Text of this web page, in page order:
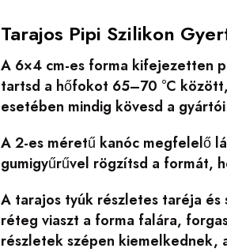
Tarajos Pipi Szilikon
A 6×4 cm-es forma kifejezetten
tartsd a hőfokot 65–70 °C
esetében mindig kövesd a
A 2-es méretű kanóc megfelelő
gumigyűrűvel rögzítsd a formát,
A tarajos tyúk részletes taréja és
réteg viaszt a forma falára,
részletek szépen